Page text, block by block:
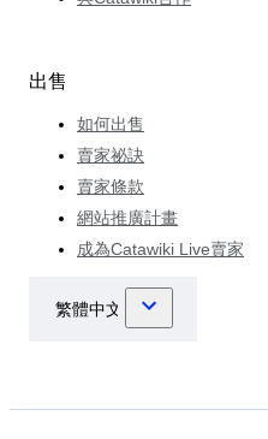
出售
如何出售
賣家祕訣
賣家條款
網站推廣計畫
成為Catawiki Live賣家